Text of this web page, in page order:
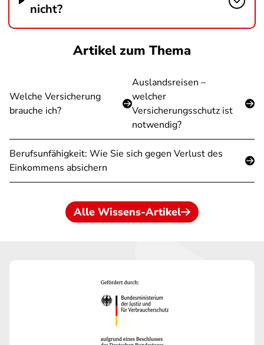
nicht?
Artikel zum Thema
Welche Versicherung
brauche ich?
Auslandsreisen –
welcher
Versicherungsschutz ist
notwendig?
Berufsunfähigkeit: Wie Sie sich gegen Verlust des
Einkommens absichern
Alle Wissens-Artikel